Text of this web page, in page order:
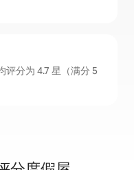
评分为 4.7 星（满分 5